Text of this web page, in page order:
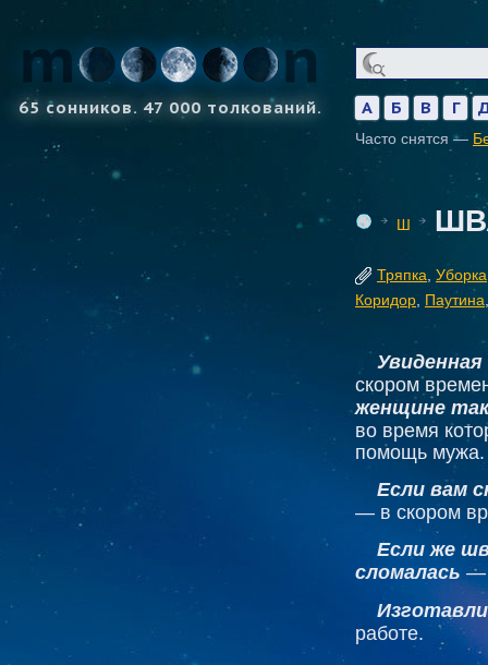
65 сонников. 47 000 толкований. А Б В Г
Часто снятся —
Ш
Тряпка Уборка
Коридор Паутина
скором
женщине
во время
помощь мужа.
Если вам
— в скором
Если же
сломалась —
работе.